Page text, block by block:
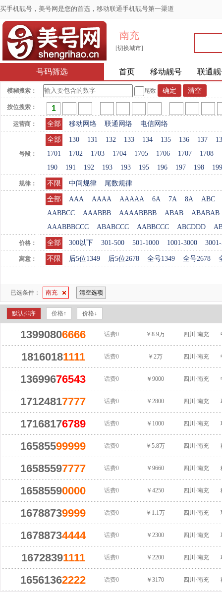
买手机靓号，美号网是您的首选，移动联通手机靓号第一渠道
南充
[切换城市]
号码筛选 首页 移动靓号 联通
模糊搜索： 尾数
按位搜索：
运营商： 全部 移动网络 联通网络 电信网络
号段：
全部 130 131 132 133 134 135 136 137
1701
1702 1703 1704 1705 1706 1707 1708
190
191 192 193 193 195 196 197 198 199
规律： 不限 中间规律 尾数规律
全部 AAA AAAA AAAAA 6A 7A 8A
ABC
AABBCC
AAABBB AAAABBBB ABAB
ABABAB
AAABBBCCC
ABABCCC AABBCCC ABCDDD
价格： 全部 300以下 301-500 501-1000 1001-3000
寓意： 不限 后5位1349 后5位2678 全号1349 全号2678
已选条件： 南充 清空选项
默认排序 价格↑ 价格↓
13990806666 话费0 ￥8.9万 四川·南充
18160181111 话费0 ￥2万 四川·南充
13699676543 话费0 ￥9000 四川·南充
17124817777 话费0 ￥2800 四川·南充
17168176789 话费0 ￥1000 四川·南充
16585599999 话费0 ￥5.8万 四川·南充
16585597777 话费0 ￥9660 四川·南充
16585590000 话费0 ￥4250 四川·南充
16788739999 话费0 ￥1.1万 四川·南充
16788734444 话费0 ￥2300 四川·南充
16728391111 话费0 ￥2200 四川·南充
16561362222 话费0 ￥3170 四川·南充